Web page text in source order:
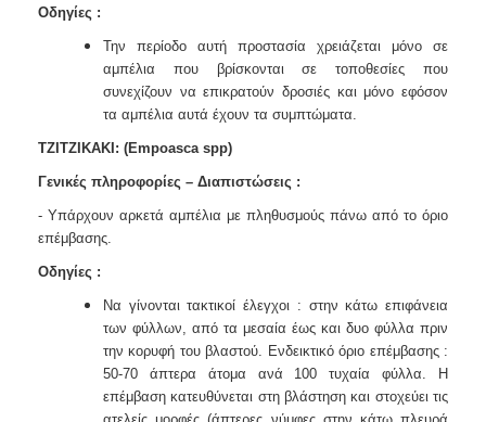
Οδηγίες :
Την περίοδο αυτή προστασία χρειάζεται μόνο σε
αμπέλια που βρίσκονται σε
τοποθεσίες που
συνεχίζουν να επικρατούν δροσιές και μόνο εφόσον
τα αμπέλια αυτά έχουν τα συμπτώματα.
TZITZIKAKI: (Empoasca spp)
Γενικές πληροφορίες – Διαπιστώσεις :
- Υπάρχουν αρκετά αμπέλια με πληθυσμούς πάνω από το όριο
επέμβασης.
Οδηγίες :
Να γίνονται τακτικοί έλεγχοι : στην κάτω επιφάνεια
των φύλλων, από τα μεσαία έως και δυο φύλλα πριν
την κορυφή του βλαστού.
Ενδεικτικό όριο επέμβασης :
50-70 άπτερα άτομα ανά 100 τυχαία φύλλα.
Η
επέμβαση κατευθύνεται στη βλάστηση και στοχεύει τις